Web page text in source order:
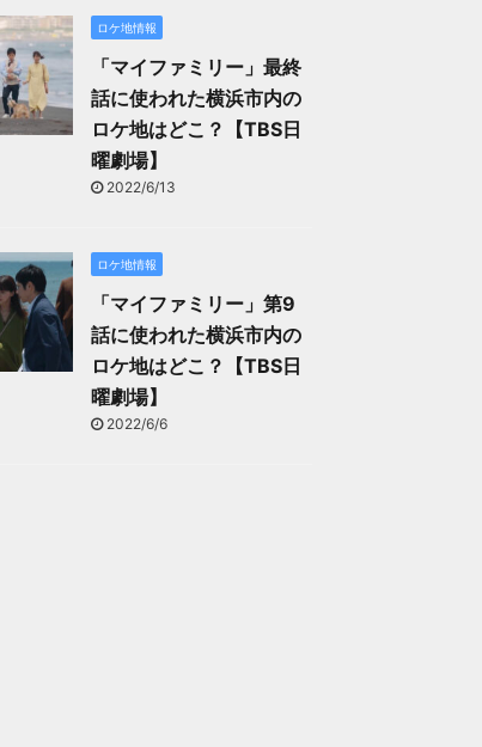
ロケ地情報
「マイファミリー」最終
話に使われた横浜市内の
ロケ地はどこ？【TBS日
曜劇場】
2022/6/13
ロケ地情報
「マイファミリー」第9
話に使われた横浜市内の
ロケ地はどこ？【TBS日
曜劇場】
2022/6/6